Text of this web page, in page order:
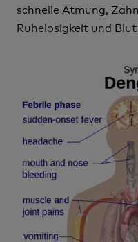
schnelle Atmung,
Ruhelosigkeit und